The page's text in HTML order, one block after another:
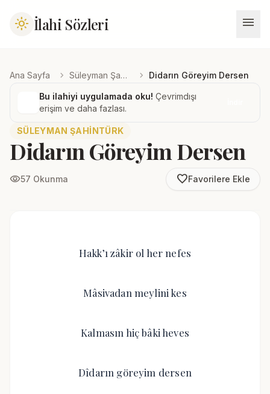
light_mode İlahi Sözleri menu
Ana Sayfa chevron_right Süleyman Şahintürk chevron_right Didarın Göreyim Dersen
Bu ilahiyi uygulamada oku! Çevrimdışı
erişim ve daha fazlası.
SÜLEYMAN ŞAHINTÜRK
Didarın Göreyim Dersen
visibility57 Okunma favorite_borderFavorilere Ekle
Hakk’ı zâkir ol her nefes
Mâsivadan meylini kes
Kalmasın hiç bâki heves
Dîdarın göreyim dersen